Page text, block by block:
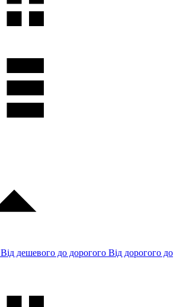
Від дешевого до дорогого Від дорогого до